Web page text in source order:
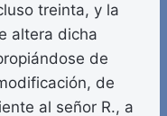
treinta, y la
altera dicha
de
de
al señor R., a